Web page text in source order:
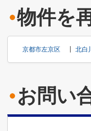
物件を
京都市左京区 北白
お問い